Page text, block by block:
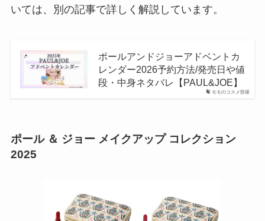
いては、別の記事で詳しく解説しています。
モモのコスメ部屋
ポールアンドジョーアドベントカ
レンダー2026予約方法/発売日や値
段・中身ネタバレ【PAUL&JOE】
ポール ＆ ジョー メイクアップ コレクション
2025